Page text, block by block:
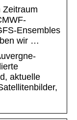
Zeitraum
Ensembles
wir …
aktuelle